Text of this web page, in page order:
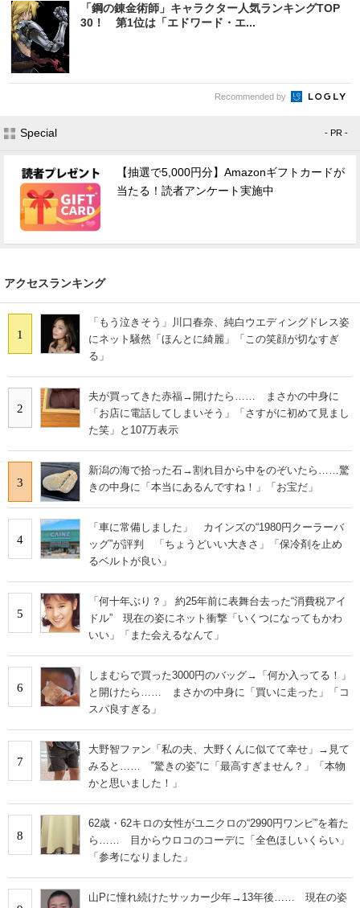
「鋼の錬金術師」キャラクター人気ランキングTOP
30！ 第1位は「エドワード・エ...
Recommended by
Special - PR -
【抽選で5,000円分】Amazonギフトカードが
当たる！読者アンケート実施中
アクセスランキング
1
「もう泣きそう」川口春奈、純白ウエディングドレス姿
にネット騒然「ほんとに綺麗」「この笑顔が切なすぎ
る」
2
夫が買ってきた赤福→開けたら…… まさかの中身に
「お店に電話してしまいそう」「さすがに初めて見まし
た笑」と107万表示
3
新潟の海で拾った石→割れ目から中をのぞいたら……驚
きの中身に「本当にあるんですね！」「お宝だ」
4
「車に常備しました」 カインズの“1980円クーラーバ
ッグ”が評判 「ちょうどいい大きさ」「保冷剤を止め
るベルトが良い」
5
「何十年ぶり？」 約25年前に表舞台去った“消費税アイ
ドル” 現在の姿にネット衝撃「いくつになってもかわ
いい」「また会えるなんて」
6
しまむらで買った3000円のバッグ→「何か入ってる！」
と開けたら…… まさかの中身に「買いに走った」「コ
スパ良すぎる」
7
大野智ファン「私の夫、大野くんに似てて幸せ」→見て
みると…… ‟驚きの姿”に「最高すぎません？」「本物
かと思いました！」
8
62歳・62キロの女性がユニクロの“2990円ワンピ”を着た
ら…… 目からウロコのコーデに「全色ほしいくらい」
「参考になりました」
山Pに憧れ続けたサッカー少年→13年後…… 現在の姿